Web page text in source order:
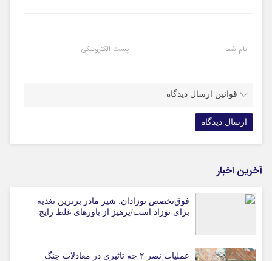
نام شما پست الکترونیکی
قوانین ارسال دیدگاه
آخرین اخبار
فوق‌تخصص نوزادان: شیر مادر برترین تغذیه
برای نوزاد است/پرهیز از باورهای غلط رایج
عملیات نصر ۲ چه تاثیری در معادلات جنگ